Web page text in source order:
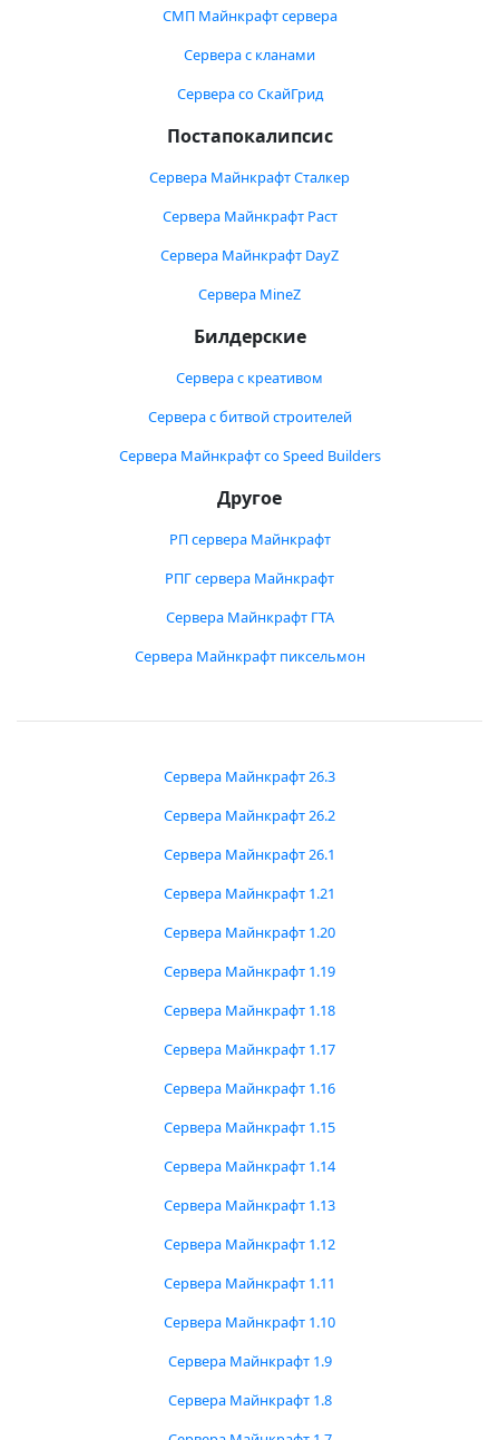
СМП Майнкрафт сервера
Сервера с кланами
Сервера со СкайГрид
Постапокалипсис
Сервера Майнкрафт Сталкер
Сервера Майнкрафт Раст
Сервера Майнкрафт DayZ
Сервера MineZ
Билдерские
Сервера с креативом
Сервера с битвой строителей
Сервера Майнкрафт со Speed Builders
Другое
РП сервера Майнкрафт
РПГ сервера Майнкрафт
Сервера Майнкрафт ГТА
Сервера Майнкрафт пиксельмон
Сервера Майнкрафт 26.3
Сервера Майнкрафт 26.2
Сервера Майнкрафт 26.1
Сервера Майнкрафт 1.21
Сервера Майнкрафт 1.20
Сервера Майнкрафт 1.19
Сервера Майнкрафт 1.18
Сервера Майнкрафт 1.17
Сервера Майнкрафт 1.16
Сервера Майнкрафт 1.15
Сервера Майнкрафт 1.14
Сервера Майнкрафт 1.13
Сервера Майнкрафт 1.12
Сервера Майнкрафт 1.11
Сервера Майнкрафт 1.10
Сервера Майнкрафт 1.9
Сервера Майнкрафт 1.8